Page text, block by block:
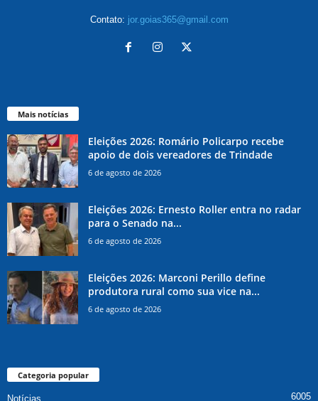
Contato: jor.goias365@gmail.com
Mais notícias
Eleições 2026: Romário Policarpo recebe
apoio de dois vereadores de Trindade
6 de agosto de 2026
Eleições 2026: Ernesto Roller entra no radar
para o Senado na...
6 de agosto de 2026
Eleições 2026: Marconi Perillo define
produtora rural como sua vice na...
6 de agosto de 2026
Categoria popular
Notícias 6005